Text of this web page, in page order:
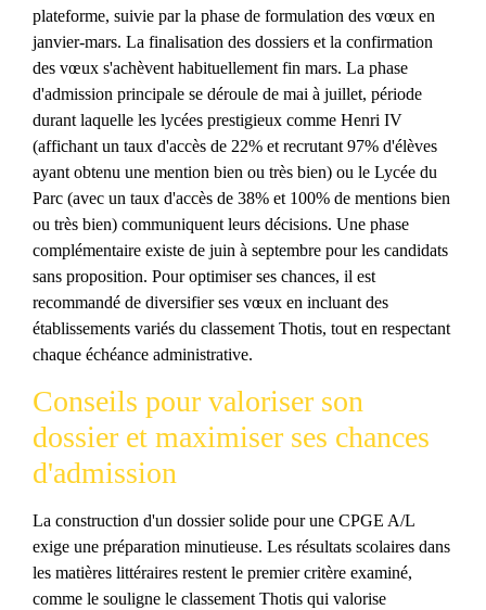
plateforme, suivie par la phase de formulation des vœux en
janvier-mars. La finalisation des dossiers et la confirmation
des vœux s'achèvent habituellement fin mars. La phase
d'admission principale se déroule de mai à juillet, période
durant laquelle les lycées prestigieux comme Henri IV
(affichant un taux d'accès de 22% et recrutant 97% d'élèves
ayant obtenu une mention bien ou très bien) ou le Lycée du
Parc (avec un taux d'accès de 38% et 100% de mentions bien
ou très bien) communiquent leurs décisions. Une phase
complémentaire existe de juin à septembre pour les candidats
sans proposition. Pour optimiser ses chances, il est
recommandé de diversifier ses vœux en incluant des
établissements variés du classement Thotis, tout en respectant
chaque échéance administrative.
Conseils pour valoriser son
dossier et maximiser ses chances
d'admission
La construction d'un dossier solide pour une CPGE A/L
exige une préparation minutieuse. Les résultats scolaires dans
les matières littéraires restent le premier critère examiné,
comme le souligne le classement Thotis qui valorise